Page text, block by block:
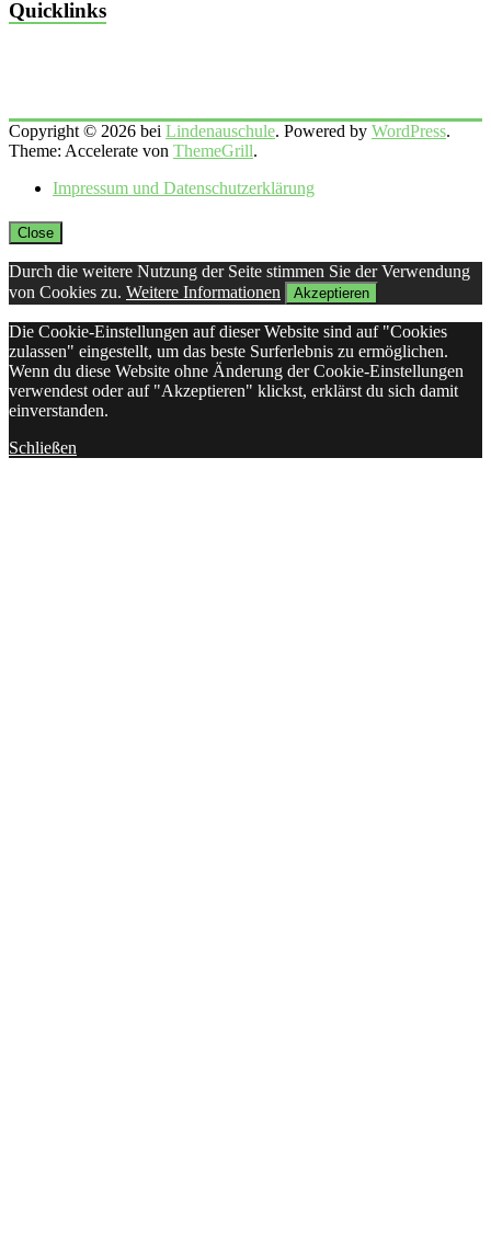
Quicklinks
Copyright © 2026 bei Lindenauschule. Powered by WordPress.
Theme: Accelerate von ThemeGrill.
Impressum und Datenschutzerklärung
Close
Durch die weitere Nutzung der Seite stimmen Sie der Verwendung
von Cookies zu. Weitere Informationen Akzeptieren
Die Cookie-Einstellungen auf dieser Website sind auf "Cookies
zulassen" eingestellt, um das beste Surferlebnis zu ermöglichen.
Wenn du diese Website ohne Änderung der Cookie-Einstellungen
verwendest oder auf "Akzeptieren" klickst, erklärst du sich damit
einverstanden.
Schließen